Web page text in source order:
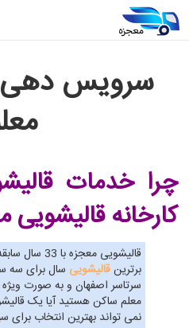
سرویس دهی
چرا خدمات
کارخانه قالیشویی
قالیشویی
برترینقالیشویی سال برای سه
سرتاسر اصفهان و به صورت
معلم ساکن هستید آیا یک
نمی تواند بهترین انتخاب